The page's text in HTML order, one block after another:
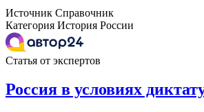
Источник Справочник
Категория История России
Статья от экспертов
Россия в условиях